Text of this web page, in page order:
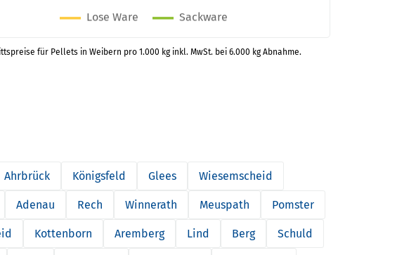
für Pellets in Weibern pro 1.000 kg inkl. MwSt. bei 6.000 kg Abnahme.
Ahrbrück Königsfeld Glees Wiesemscheid
Adenau Rech Winnerath Meuspath Pomster
Kottenborn Aremberg Lind Berg Schuld